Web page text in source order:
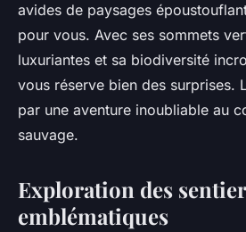
avides de paysages
pour vous. Avec ses sommets
luxuriantes et sa biodiversité
vous réserve bien des surprises.
par une aventure inoubliable au
sauvage.
Exploration des
emblématiques